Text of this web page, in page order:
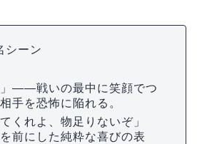
シーン
」——戦いの最中に笑顔でつ
手を恐怖に陥れる。
くれよ、物足りないぞ」
前にした純粋な喜びの表